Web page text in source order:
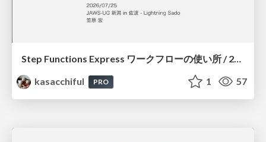
Step Functions Express ワークフローの使い所 / 20260725jawsug-niigata-sado
kasacchiful
PRO 1 57